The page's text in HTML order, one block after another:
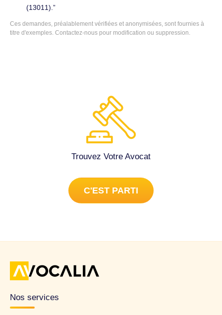
(13011).
Ces demandes, préalablement vérifiées et anonymisées, sont fournies à
titre d'exemples. Contactez-nous pour modification ou suppression.
Trouvez Votre Avocat
C'EST PARTI
Nos services